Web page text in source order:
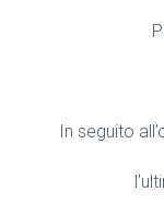
In seguito